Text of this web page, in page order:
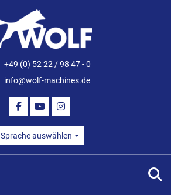
+49 (0) 52 22 / 98 47 - 0
info@wolf-machines.de
FACEBOOK
YOUTUBEINSTAGRAM
Sprache auswählen